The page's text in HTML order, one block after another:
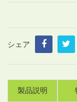
シェア
製品説明